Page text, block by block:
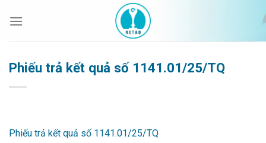
qua
Phiếu trả kết quả số 1141.01/25/TQ
Phiếu trả kết quả số 1141.01/25/TQ